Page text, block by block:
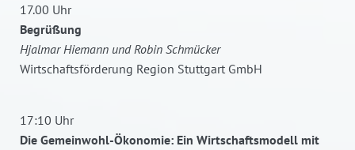
17.00 Uhr
Begrüßung
Hjalmar Hiemann und Robin Schmücker
Wirtschaftsförderung Region Stuttgart GmbH
17:10 Uhr
Die Gemeinwohl-Ökonomie: Ein Wirtschaftsmodell mit